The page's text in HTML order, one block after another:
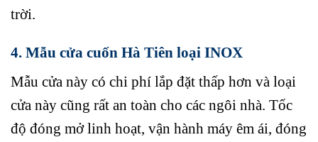
trời.
4. Mẫu cửa cuốn Hà Tiên loại INOX
Mẫu cửa này có chi phí lắp đặt thấp hơn và loại
cửa này cũng rất an toàn cho các ngôi nhà. Tốc
độ đóng mở linh hoạt, vận hành máy êm ái, đóng